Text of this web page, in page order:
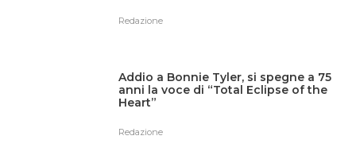
Redazione
Addio a Bonnie Tyler, si spegne a 75
anni la voce di “Total Eclipse of the
Heart”
Redazione